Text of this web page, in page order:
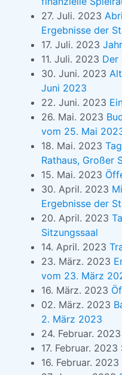
27. Juli. 2023
Ergebnisse der
17. Juli. 2023
11. Juli. 2023 Der
30. Juni. 2023
Juni 2023
22. Juni. 2023
26. Mai. 2023
vom 25. Mai
18. Mai. 2023
Rathaus, Großer
15. Mai. 2023
30. April. 2023
Ergebnisse der
20. April. 2023
Sitzungssaal
14. April. 2023
23. März. 2023
vom 23. März
16. März. 2023
02. März. 2023
2. März 2023
24. Februar. 2023
17. Februar. 2023
16. Februar. 2023